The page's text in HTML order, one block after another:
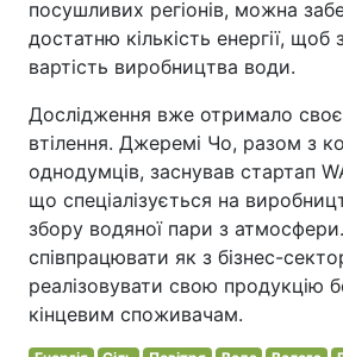
посушливих регіонів, можна
достатню кількість енергії,
вартість виробництва води.
Дослідження вже отримало
втілення. Джеремі Чо, разом з
однодумців, заснував стартап
що спеціалізується на
збору водяної пари з
співпрацювати як з бізнес-
реалізовувати свою продукцію
кінцевим споживачам.